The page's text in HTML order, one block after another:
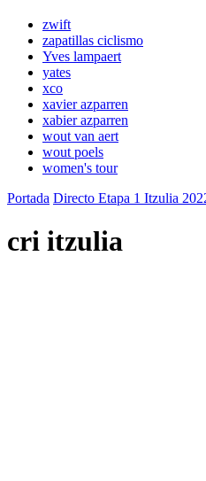
zwift
zapatillas ciclismo
Yves lampaert
yates
xco
xavier azparren
xabier azparren
wout van aert
wout poels
women's tour
Portada Directo Etapa 1 Itzulia
cri itzulia